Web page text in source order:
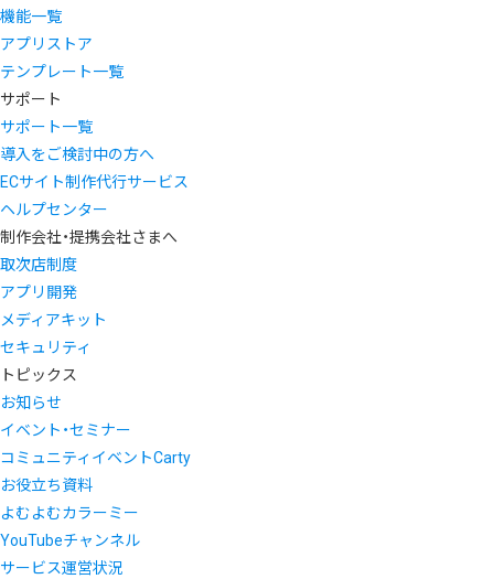
機能一覧
アプリストア
テンプレート一覧
サポート
サポート一覧
導入をご検討中の方へ
ECサイト制作代行サービス
ヘルプセンター
制作会社・提携会社さまへ
取次店制度
アプリ開発
メディアキット
セキュリティ
トピックス
お知らせ
イベント・セミナー
コミュニティイベントCarty
お役立ち資料
よむよむカラーミー
YouTubeチャンネル
サービス運営状況